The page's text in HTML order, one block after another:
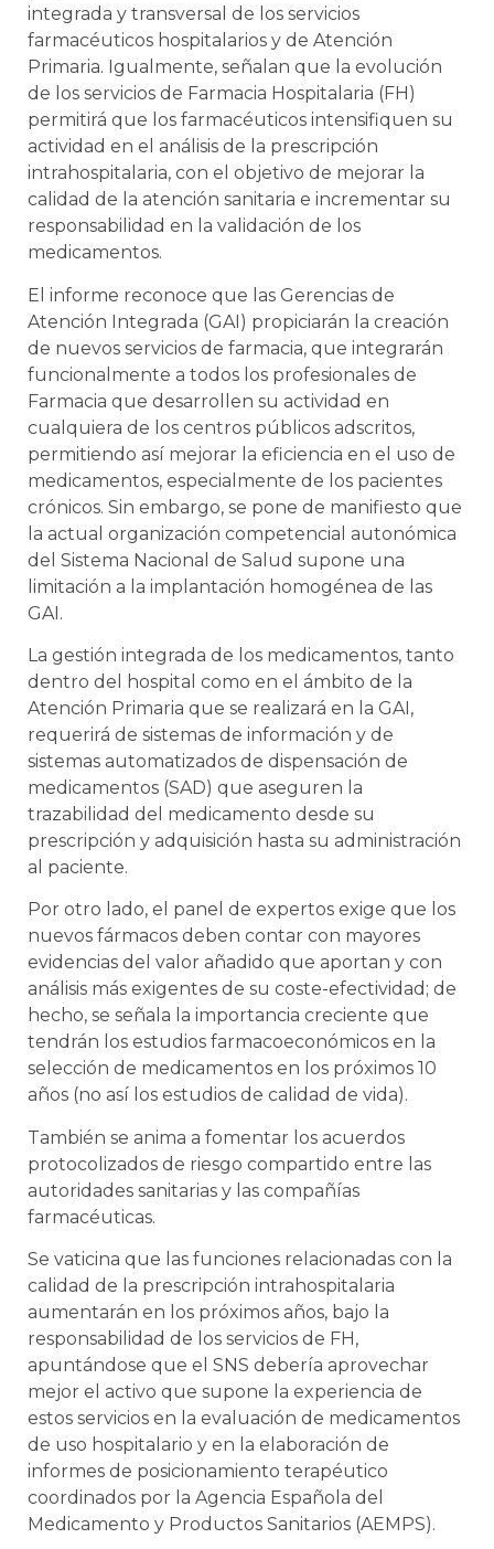
integrada y transversal de los servicios
farmacéuticos hospitalarios y de Atención
Primaria. Igualmente, señalan que la evolución
de los servicios de Farmacia Hospitalaria (FH)
permitirá que los farmacéuticos intensifiquen su
actividad en el análisis de la prescripción
intrahospitalaria, con el objetivo de mejorar la
calidad de la atención sanitaria e incrementar su
responsabilidad en la validación de los
medicamentos.
El informe reconoce que las Gerencias de
Atención Integrada (GAI) propiciarán la creación
de nuevos servicios de farmacia, que integrarán
funcionalmente a todos los profesionales de
Farmacia que desarrollen su actividad en
cualquiera de los centros públicos adscritos,
permitiendo así mejorar la eficiencia en el uso de
medicamentos, especialmente de los pacientes
crónicos. Sin embargo, se pone de manifiesto que
la actual organización competencial autonómica
del Sistema Nacional de Salud supone una
limitación a la implantación homogénea de las
GAI.
La gestión integrada de los medicamentos, tanto
dentro del hospital como en el ámbito de la
Atención Primaria que se realizará en la GAI,
requerirá de sistemas de información y de
sistemas automatizados de dispensación de
medicamentos (SAD) que aseguren la
trazabilidad del medicamento desde su
prescripción y adquisición hasta su administración
al paciente.
Por otro lado, el panel de expertos exige que los
nuevos fármacos deben contar con mayores
evidencias del valor añadido que aportan y con
análisis más exigentes de su coste-efectividad; de
hecho, se señala la importancia creciente que
tendrán los estudios farmacoeconómicos en la
selección de medicamentos en los próximos 10
años (no así los estudios de calidad de vida).
También se anima a fomentar los acuerdos
protocolizados de riesgo compartido entre las
autoridades sanitarias y las compañías
farmacéuticas.
Se vaticina que las funciones relacionadas con la
calidad de la prescripción intrahospitalaria
aumentarán en los próximos años, bajo la
responsabilidad de los servicios de FH,
apuntándose que el SNS debería aprovechar
mejor el activo que supone la experiencia de
estos servicios en la evaluación de medicamentos
de uso hospitalario y en la elaboración de
informes de posicionamiento terapéutico
coordinados por la Agencia Española del
Medicamento y Productos Sanitarios (AEMPS).